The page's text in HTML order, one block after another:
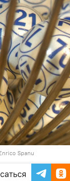
Spanu